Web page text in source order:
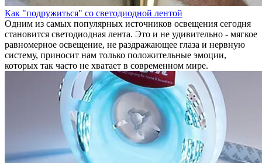
Как "подружиться" со светодиодной лентой
Одним из самых популярных источников освещения сегодня
становится светодиодная лента. Это и не удивительно - мягкое
равномерное освещение, не раздражающее глаза и нервную
систему, приносит нам только положительные эмоции,
которых так часто не хватает в современном мире.